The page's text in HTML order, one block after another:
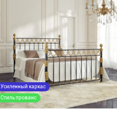
Усиленный каркас
Стиль прованс